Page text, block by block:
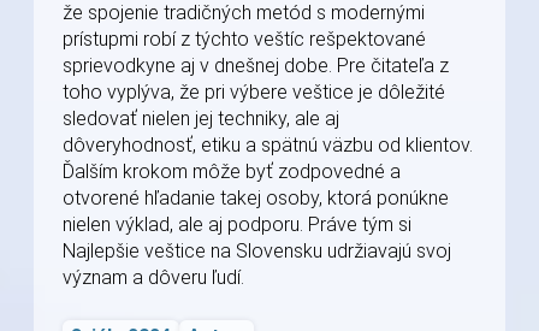
že spojenie tradičných metód s modernými
prístupmi robí z týchto veštíc rešpektované
sprievodkyne aj v dnešnej dobe. Pre čitateľa z
toho vyplýva, že pri výbere veštice je dôležité
sledovať nielen jej techniky, ale aj
dôveryhodnosť, etiku a spätnú väzbu od klientov.
Ďalším krokom môže byť zodpovedné a
otvorené hľadanie takej osoby, ktorá ponúkne
nielen výklad, ale aj podporu. Práve tým si
Najlepšie veštice na Slovensku udržiavajú svoj
význam a dôveru ľudí.